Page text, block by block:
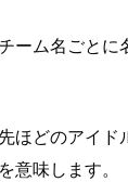
ーム名ごとに
ほどのアイド
意味します。